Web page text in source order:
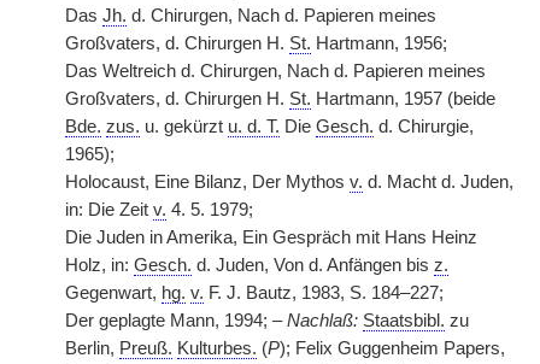
Das Jh. d. Chirurgen, Nach d. Papieren meines
Großvaters, d. Chirurgen H. St. Hartmann, 1956;
Das Weltreich d. Chirurgen, Nach d. Papieren meines
Großvaters, d. Chirurgen H. St. Hartmann, 1957 (beide
Bde. zus. u. gekürzt u. d. T. Die Gesch. d. Chirurgie,
1965);
Holocaust, Eine Bilanz, Der Mythos v. d. Macht d. Juden,
in: Die Zeit v. 4. 5. 1979;
Die Juden in Amerika, Ein Gespräch mit Hans Heinz
Holz, in: Gesch. d. Juden, Von d. Anfängen bis z.
Gegenwart, hg. v. F. J. Bautz, 1983, S. 184–227;
Der geplagte Mann, 1994; –Nachlaß: Staatsbibl. zu
Berlin, Preuß. Kulturbes. (P); Felix Guggenheim Papers,